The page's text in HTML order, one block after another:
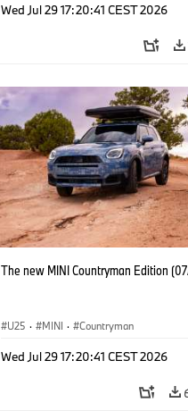
Wed Jul 29 17:20:41 CEST 2026
The new MINI Countryman Edition
U25 · MINI · Countryman
Wed Jul 29 17:20:41 CEST 2026